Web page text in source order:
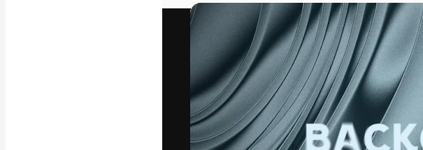
動画
映像素材
モーショングラフィックス
動画テンプレート
アイコン
3D モデル
フォント
最高のクリエイティブ制作を導くための
ットフォーム。クリエイター、企業、代理
店、スタジオを含む100万人以上が利用
います。